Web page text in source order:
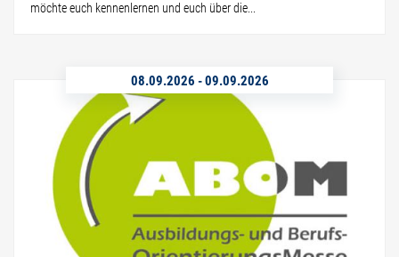
möchte euch kennenlernen und euch über die...
08.09.2026 -09.09.2026